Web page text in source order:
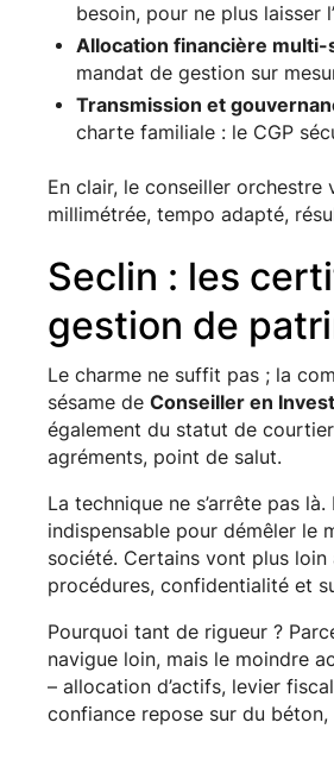
besoin, pour ne plus laisser
Allocation financière
mandat de gestion sur
Transmission et
charte familiale : le CGP
En clair, le conseiller
millimétrée, tempo adapté,
Seclin : les
gestion de
Le charme ne suffit pas ; la
sésame de Conseiller en
également du statut de
agréments, point de salut.
La technique ne s’arrête pas
indispensable pour démêler le
société. Certains vont plus
procédures, confidentialité et
Pourquoi tant de rigueur ?
navigue loin, mais le moindre
– allocation d’actifs, levier
confiance repose sur du béton,